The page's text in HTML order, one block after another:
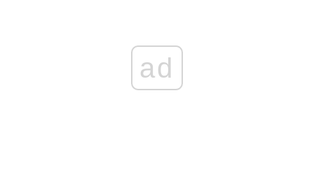
ad